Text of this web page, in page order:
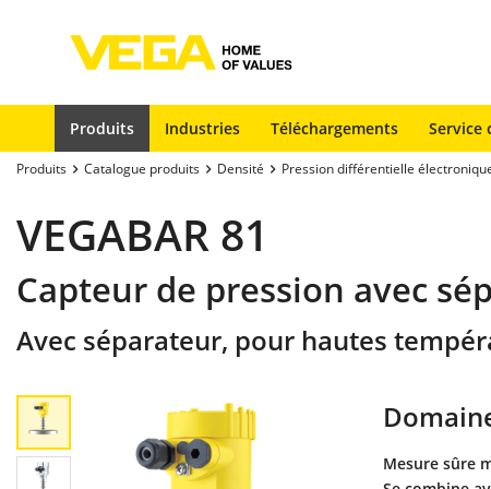
Produits Industries Téléchargements Service
Produits Catalogue produits Densité Pression différentielle
VEGABAR 81
Capteur de pression avec
Avec séparateur, pour hautes
Mesure sûre